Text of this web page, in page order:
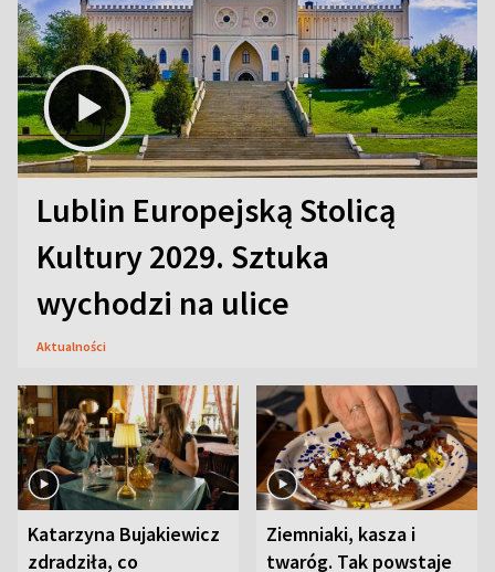
Lublin Europejską Stolicą
Kultury 2029. Sztuka
wychodzi na ulice
Aktualności
Katarzyna Bujakiewicz
zdradziła, co
Ziemniaki, kasza i
twaróg. Tak powstaje